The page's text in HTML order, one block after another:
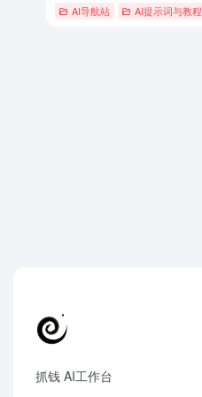
AI导航站 AI提示词与教程
抓钱 AI工作台